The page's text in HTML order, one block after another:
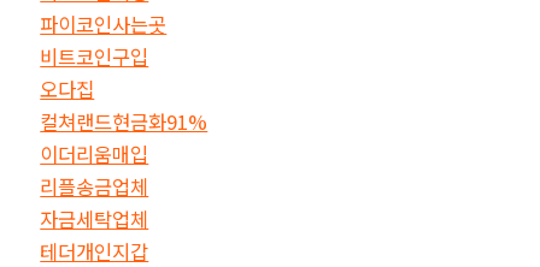
파이코인사는곳
비트코인구입
오다집
컬쳐랜드현금화91%
이더리움매입
리플송금업체
자금세탁업체
테더개인지갑